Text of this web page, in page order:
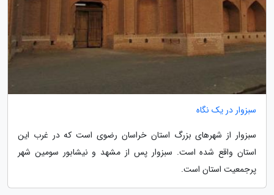
سبزوار در یک نگاه
سبزوار از شهرهای بزرگ استان خراسان رضوی است که در غرب این
استان واقع شده است. سبزوار پس از مشهد و نیشابور سومین شهر
پرجمعیت استان است.